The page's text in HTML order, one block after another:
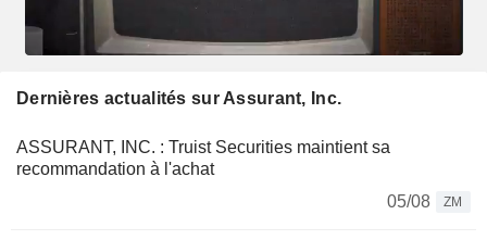
Dernières actualités sur Assurant, Inc.
ASSURANT, INC. : Truist Securities maintient sa
recommandation à l'achat
05/08
ZM